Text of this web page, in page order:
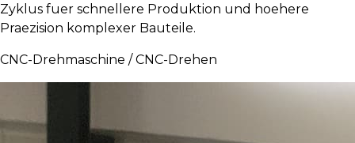
Zyklus fuer schnellere Produktion und hoehere
Praezision komplexer Bauteile.
CNC-Drehmaschine / CNC-Drehen